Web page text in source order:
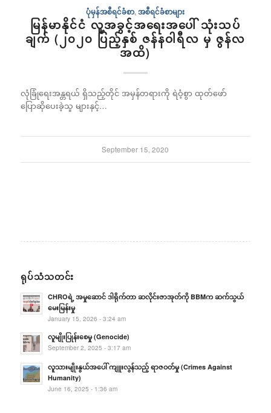
ပုံမှန်အစီရင်ခံစာ,အစီရင်ခံစာများ
မြန်မာနိုင်ငံ လူ့အခွင့်အရေးအပေါ် သုံးသပ်
ချက် (၂၀၂၀ ပြည့်နှစ် ဇန်နဝါရီလ မှ ဇွန်လ
အထိ)
လုံခြုံရေးအန္တရယ် ရှိသည့်တိုင် အမှန်တရားကို ရဲဝံ့စွာ ထုတ်ဖော်
ပြောဆိုပေးခဲ့သူ များနှင့်…
September 15, 2020
ရုပ်သံသတင်း
CHROရဲ့ အမှုဆောင် ဒါရိုက်တာ ဆလိုင်းဇာအုတ်ကို BBMက ဆက်သွယ်
မေးမြန်းမှု
January 15, 2026 - 3:24 am
လူမျိုးပြုန်းစေမှု (Genocide)
September 2, 2025 - 3:17 am
လူသားမျိုးနွယ်အပေါ် ကျူးလွန်သည့် ရာဇဝတ်မှု (Crimes Against
Humanity)
June 16, 2025 - 1:36 am